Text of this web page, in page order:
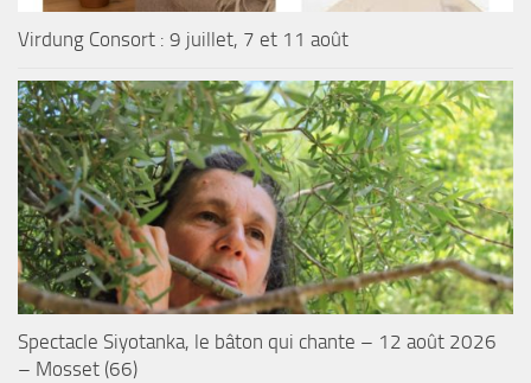
Virdung Consort : 9 juillet, 7 et 11 août
Spectacle Siyotanka, le bâton qui chante – 12 août 2026
– Mosset (66)